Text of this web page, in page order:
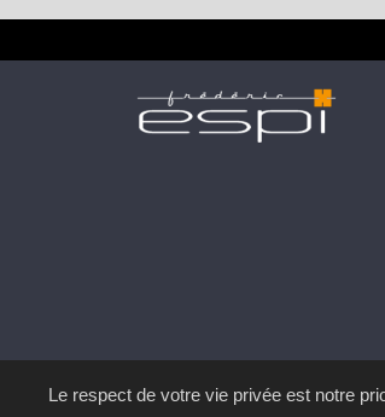
Le respect de votre vie privée est notre